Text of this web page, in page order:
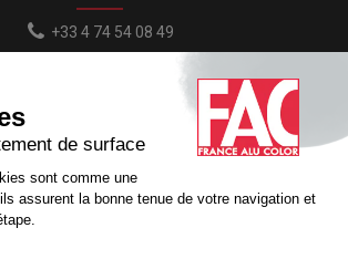
+33 4 74 54 08 49
Jeu. 8:00-17:00 / Ven. 8:00-15:00
des Mûriers 38260 Marcilloles
GPS : 45.342291, 5.196584